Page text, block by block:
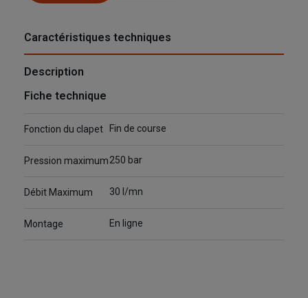
Caractéristiques techniques
Description
Fiche technique
Fonction du clapet Fin de course
Pression maximum250 bar
Débit Maximum 30 l/mn
Montage En ligne